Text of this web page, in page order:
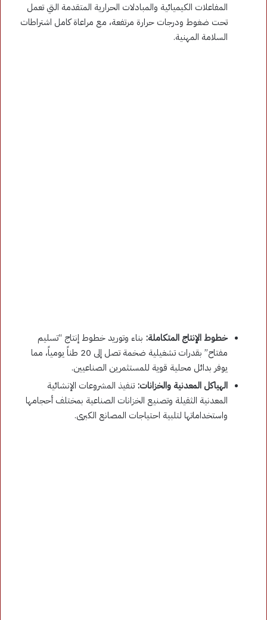
المفاعلات الكيميائية والمبادلات الحرارية المتقدمة التي تعمل
تحت ضغوط ودرجات حرارة مرتفعة، مع مراعاة كامل اشتراطات
السلامة المهنية.
خطوط الإنتاج المتكاملة: بناء وتوريد خطوط إنتاج “تسليم
مفتاح” بقدرات تشغيلية ضخمة تصل إلى 20 طناً يومياً، مما
يوفر بدائل محلية قوية للمستثمرين الصناعيين.
الهياكل المعدنية والخزانات: تنفيذ المشروعات الإنشائية
المعدنية الثقيلة وتصنيع الخزانات الصناعية بمختلف أحجامها
واستخداماتها لتلبية احتياجات المصانع الكبرى.